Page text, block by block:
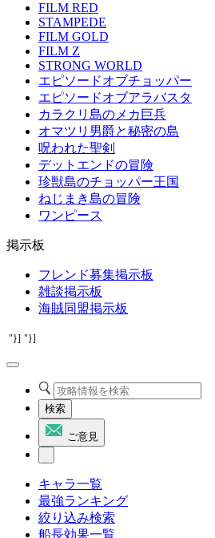
FILM RED
STAMPEDE
FILM GOLD
FILM Z
STRONG WORLD
エピソードオブチョッパー
エピソードオブアラバスタ
カラクリ島のメカ巨兵
オマツリ男爵と秘密の島
呪われた聖剣
デットエンドの冒険
珍獣島のチョッパー王国
ねじまき島の冒険
ワンピース
掲示板
フレンド募集掲示板
雑談掲示板
海賊同盟掲示板
"}] "}]
検索
ご意見
キャラ一覧
最強ランキング
絞り込み検索
船長効果一覧